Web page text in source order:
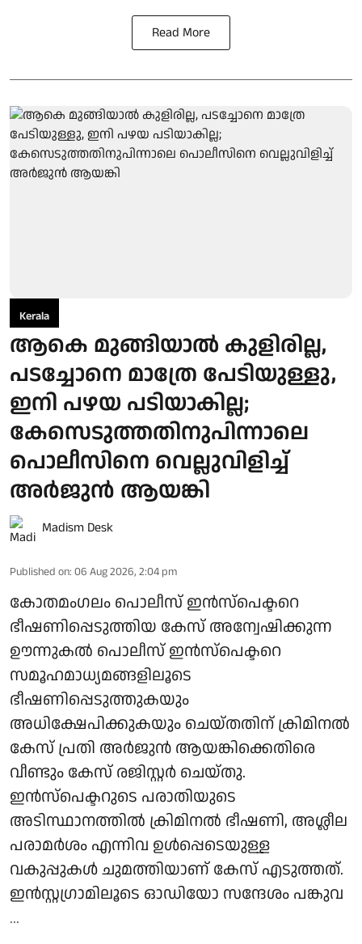
Read More
Kerala
ആകെ മുങ്ങിയാൽ കുളിരില്ല,
പടച്ചോനെ മാത്രേ പേടിയുള്ളു,
ഇനി പഴയ പടിയാകില്ല;
കേസെടുത്തതിനുപിന്നാലെ
പൊലീസിനെ വെല്ലുവിളിച്ച്
അര്‍ജുന്‍ ആയങ്കി
Madism Desk
Published on: 06 Aug 2026, 2:04 pm
കോതമംഗലം പൊലീസ് ഇൻസ്പെക്ടറെ
ഭീഷണിപ്പെടുത്തിയ കേസ് അന്വേഷിക്കുന്ന
ഊന്നുകൽ പൊലീസ് ഇൻസ്പെക്ടറെ
സമൂഹമാധ്യമങ്ങളിലൂടെ
ഭീഷണിപ്പെടുത്തുകയും
അധിക്ഷേപിക്കുകയും ചെയ്തതിന് ക്രിമിനൽ
കേസ് പ്രതി അർജുൻ ആയങ്കിക്കെതിരെ
വീണ്ടും കേസ് രജിസ്റ്റർ ചെയ്തു.
ഇൻസ്പെക്ടറുടെ പരാതിയുടെ
അടിസ്ഥാനത്തിൽ ക്രിമിനൽ ഭീഷണി, അശ്ലീല
പരാമർശം എന്നിവ ഉൾപ്പെടെയുള്ള
വകുപ്പുകൾ ചുമത്തിയാണ് കേസ് എടുത്തത്.
ഇൻസ്റ്റഗ്രാമിലൂടെ ഓഡിയോ സന്ദേശം പങ്കുവ
...